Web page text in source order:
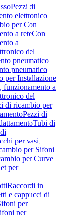
Pezzi di
elettronico
per Con
a reteCon
a
del
pneumatico
pneumatico
per Installazione
funzionamento a
del
di ricambio per
Pezzi di
Tubi di
per vasi,
per Sifoni
per Curve
per
Raccordi in
e cappucci di
per
per